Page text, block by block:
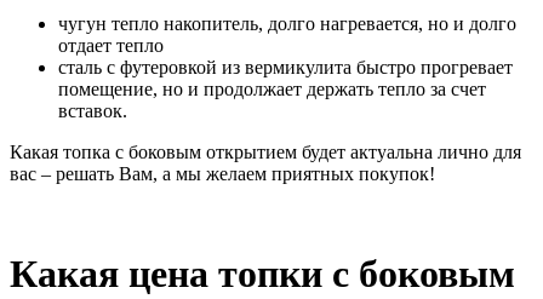
чугун тепло накопитель, долго нагревается, но и долго
отдает тепло
сталь с футеровкой из вермикулита быстро прогревает
помещение, но и продолжает держать тепло за счет
вставок.
Какая топка с боковым открытием будет актуальна лично для
вас – решать Вам, а мы желаем приятных покупок!
Какая цена топки с боковым